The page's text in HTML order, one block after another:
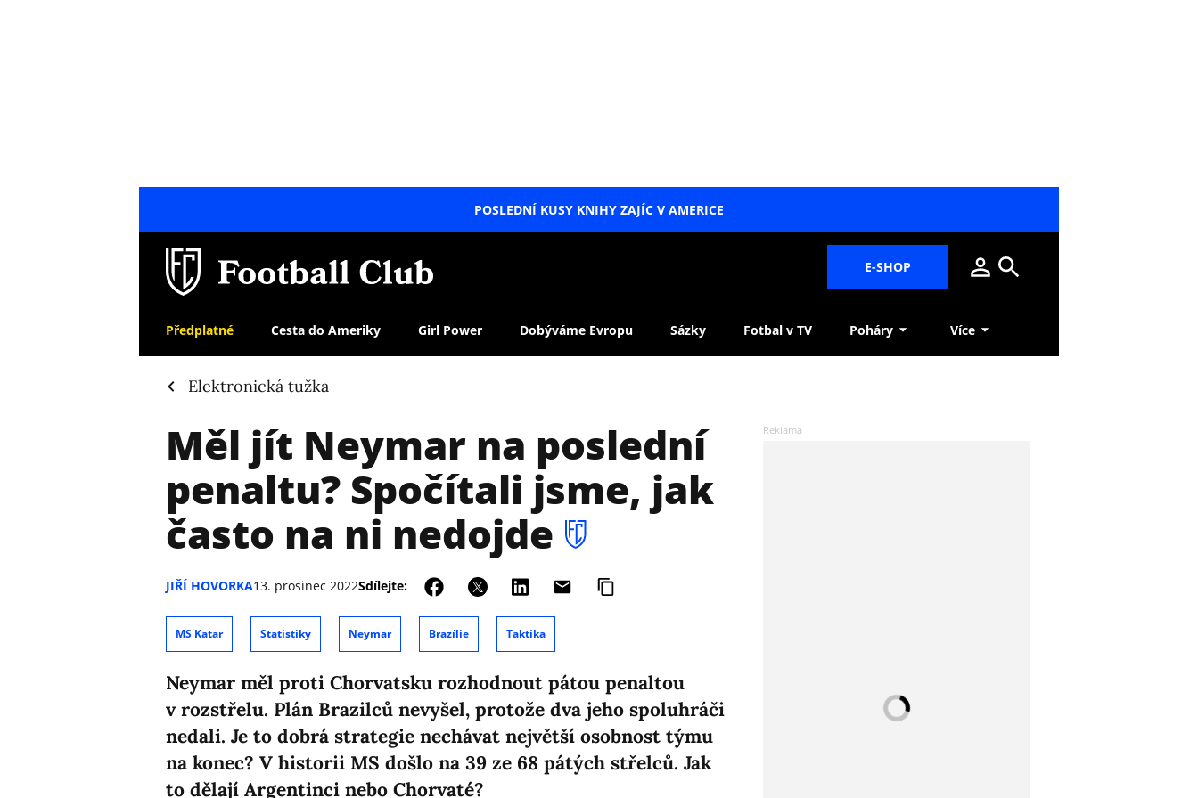
POSLEDNÍ KUSY KNIHY ZAJÍC V AMERICE
E-SHOP
Předplatné Cesta do Ameriky Girl Power Dobýváme Evropu Sázky Fotbal v TV Poháry Více
Elektronická tužka
Měl jít Neymar na poslední
penaltu? Spočítali jsme, jak
často na ni nedojde
JIŘÍ HOVORKA13. prosinec 2022Sdílejte:
MS Katar Statistiky Neymar Brazílie Taktika
Neymar měl proti Chorvatsku rozhodnout pátou penaltou
v rozstřelu. Plán Brazilců nevyšel, protože dva jeho spoluhráči
nedali. Je to dobrá strategie nechávat největší osobnost týmu
na konec? V historii MS došlo na 39 ze 68 pátých střelců. Jak
to dělají Argentinci nebo Chorvaté?